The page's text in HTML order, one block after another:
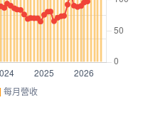
每月營收